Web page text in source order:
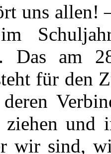
uns allen!
Das am
für den
ziehen und
wir sind,